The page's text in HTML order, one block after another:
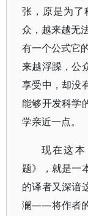
张，原是为了
众，越来越无
有一个公式它
来越浮躁，公
享受中，却没
能够开发科学
学亲近一点。
现在这
题》，就是一
的译者又深谙
澜——将作者